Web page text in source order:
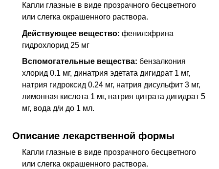
Капли глазные в виде прозрачного бесцветного
или слегка окрашенного раствора.
Действующее вещество: фенилэфрина
гидрохлорид 25 мг
Вспомогательные вещества: бензалкония
хлорид 0.1 мг, динатрия эдетата дигидрат 1 мг,
натрия гидроксид 0.24 мг, натрия дисульфит 3 мг,
лимонная кислота 1 мг, натрия цитрата дигидрат 5
мг, вода д/и до 1 мл.
Описание лекарственной формы
Капли глазные в виде прозрачного бесцветного
или слегка окрашенного раствора.